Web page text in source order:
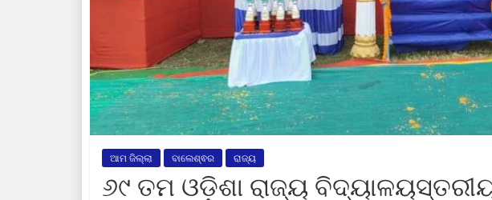
ଆମ ଜିଲ୍ଲା ବାଲେଶ୍ଵର ରାଜ୍ୟ
୬୯ ତମ ଓଡ଼ିଶା ରାଜ୍ୟ